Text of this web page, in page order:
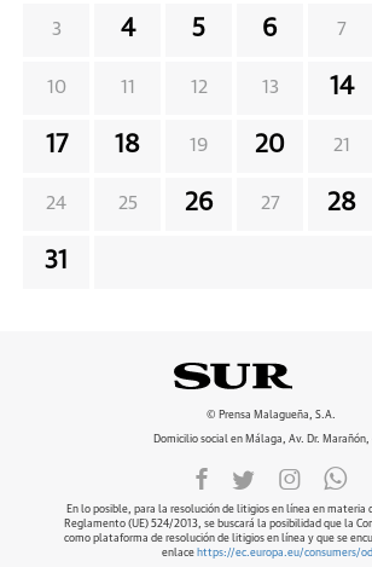
3 4 5 6 7
10 11 12 13 14
17 18 19 20 21
24 25 26 27 28
31
© Prensa Malagueña, S.A.
Domicilio social en Málaga, Av. Dr. Marañón,
En lo posible, para la resolución de litigios en línea en materia
Reglamento (UE) 524/2013, se buscará la posibilidad que la
como plataforma de resolución de litigios en línea y que se
enlace https://ec.europa.eu/consumers/